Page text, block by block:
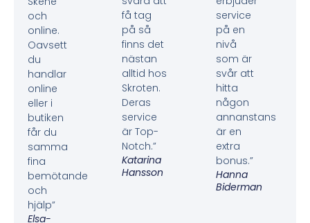
och
online.
Oavsett
du
handlar
online
eller i
butiken
får du
samma
fina
bemötande
och
hjälp”
Elsa-
få tag
på så
finns det
nästan
alltid hos
Skroten.
Deras
service
är Top-
Notch.”
Katarina
Hansson
service
på en
nivå
som är
svår att
hitta
någon
annanstans
är en
extra
bonus.”
Hanna
Biderman